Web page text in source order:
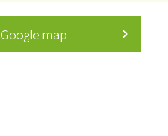
Google map